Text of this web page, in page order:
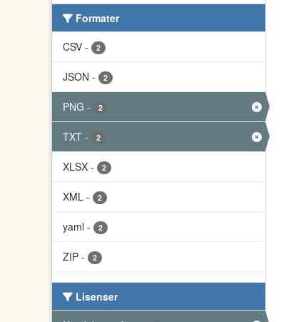
Formater
CSV - 2
JSON - 2
PNG - 2
TXT - 2
XLSX - 2
XML - 2
yaml - 2
ZIP - 2
Lisenser